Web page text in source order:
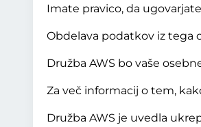
Imate pravico, da
Obdelava podatkov iz tega
Družba AWS bo vaše
Za več informacij o tem,
Družba AWS je uvedla